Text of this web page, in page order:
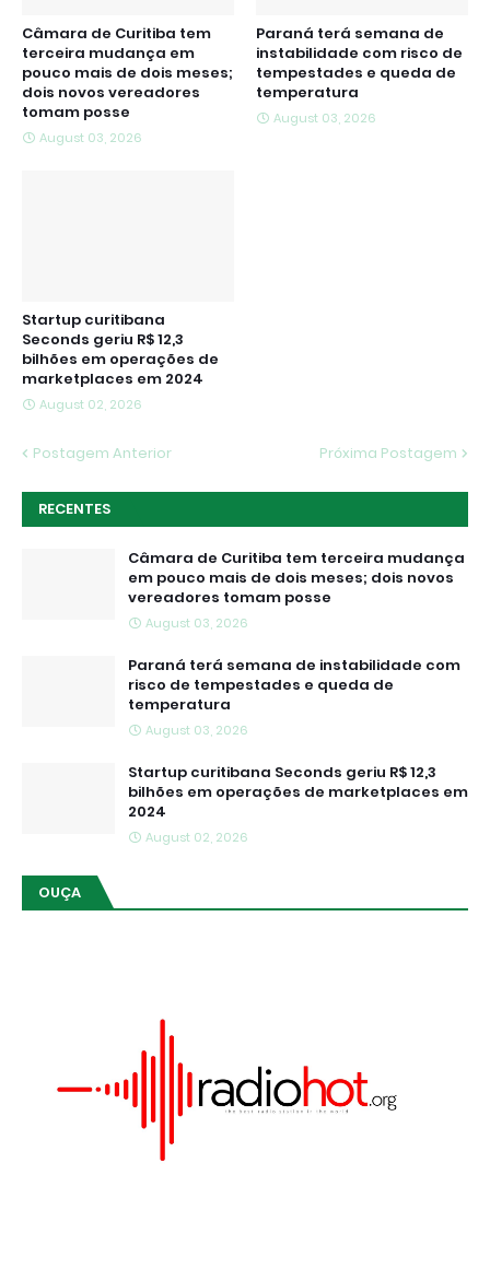
Câmara de Curitiba tem
terceira mudança em
pouco mais de dois meses;
dois novos vereadores
tomam posse
August 03, 2026
Paraná terá semana de
instabilidade com risco de
tempestades e queda de
temperatura
August 03, 2026
Startup curitibana
Seconds geriu R$ 12,3
bilhões em operações de
marketplaces em 2024
August 02, 2026
Postagem Anterior Próxima Postagem
RECENTES
Câmara de Curitiba tem terceira mudança
em pouco mais de dois meses; dois novos
vereadores tomam posse
August 03, 2026
Paraná terá semana de instabilidade com
risco de tempestades e queda de
temperatura
August 03, 2026
Startup curitibana Seconds geriu R$ 12,3
bilhões em operações de marketplaces em
2024
August 02, 2026
OUÇA